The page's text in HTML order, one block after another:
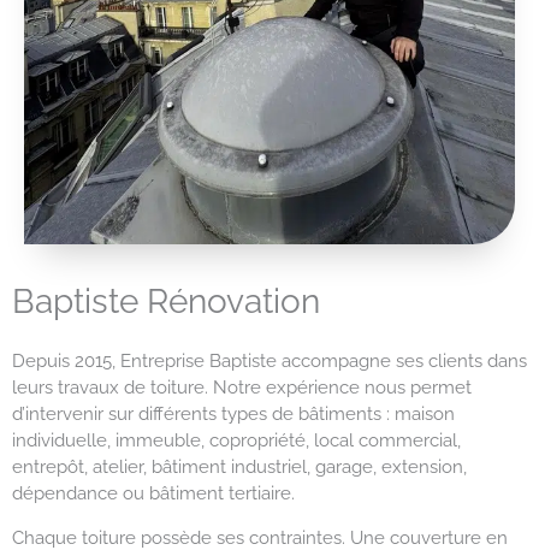
Baptiste Rénovation
Depuis 2015, Entreprise Baptiste accompagne ses clients dans
leurs travaux de toiture. Notre expérience nous permet
d’intervenir sur différents types de bâtiments : maison
individuelle, immeuble, copropriété, local commercial,
entrepôt, atelier, bâtiment industriel, garage, extension,
dépendance ou bâtiment tertiaire.
Chaque toiture possède ses contraintes. Une couverture en